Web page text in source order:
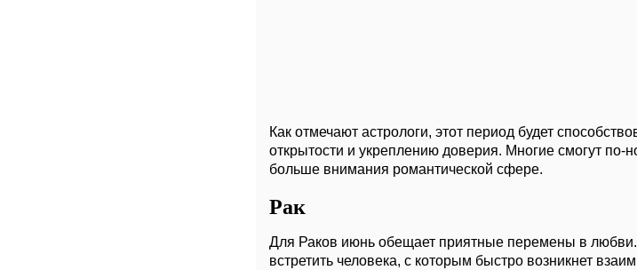
Как отмечают астрологи, этот период будет
открытости и укреплению доверия. Многие смогут по-
больше внимания романтической сфере.
Рак
Для Раков июнь обещает приятные перемены в любви.
встретить человека, с которым быстро возникнет